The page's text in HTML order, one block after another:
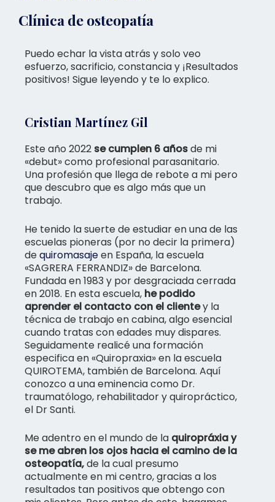
Clínica de osteopatía
Puedo echar la vista atrás y solo veo
esfuerzo, sacrificio, constancia y ¡Resultados
positivos! Sigue leyendo y te lo explico.
Cristian Martínez Gil
Este año 2022 se cumplen 6 añosde mi
«debut» como profesional parasanitario.
Una profesión que llega de rebote a mi pero
que descubro que es algo más que un
trabajo.
He tenido la suerte de estudiar en una de las
escuelas pioneras (por no decir la primera)
dequiromasajeen España, la escuela
«SAGRERA FERRANDIZ» de Barcelona.
Fundada en 1983 y por desgraciada cerrada
en 2018. En esta escuela, he podido
aprender el contacto con el clientey la
técnica de trabajo en cabina, algo esencial
cuando tratas con edades muy dispares.
Seguidamente realicé una formación
especifica en «Quiropraxia» en la escuela
QUIROTEMA, también de Barcelona. Aquí
conozco a una eminencia como Dr.
traumatólogo, rehabilitador y quiropráctico,
el Dr Santi.
Me adentro en el mundo de la quiropráxia y
se me abren los ojos hacia el camino de la
osteopatía,de la cual presumo
actualmente en mi centro, gracias a los
resultados tan positivos que obtengo con